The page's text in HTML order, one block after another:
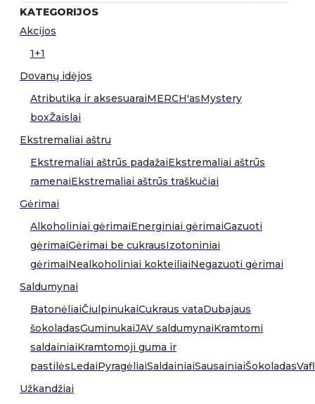
KATEGORIJOS
Akcijos
1+1
Dovanų idėjos
Atributika ir aksesuaraiMERCH'asMystery
boxŽaislai
Ekstremaliai aštru
Ekstremaliai aštrūs padažaiEkstremaliai aštrūs
ramenaiEkstremaliai aštrūs traškučiai
Gėrimai
Alkoholiniai gėrimaiEnerginiai gėrimaiGazuoti
gėrimaiGėrimai be cukrausIzotoniniai
gėrimaiNealkoholiniai kokteiliaiNegazuoti gėrimai
Saldumynai
BatonėliaiČiulpinukaiCukraus vataDubajaus
šokoladasGuminukaiJAV saldumynaiKramtomi
saldainiaiKramtomoji guma ir
pastilėsLedaiPyragėliaiSaldainiaiSausainiaiŠokoladas
Užkandžiai